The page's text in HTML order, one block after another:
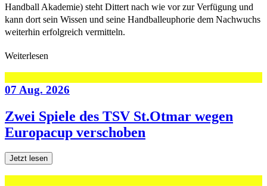
Handball Akademie) steht Dittert nach wie vor zur Verfügung und
kann dort sein Wissen und seine Handballeuphorie dem Nachwuchs
weiterhin erfolgreich vermitteln.
Weiterlesen
07 Aug. 2026
Zwei Spiele des TSV St.Otmar wegen
Europacup verschoben
Jetzt lesen